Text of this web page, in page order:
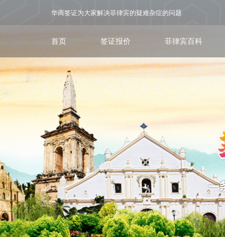
华商签证为大家解决菲律宾的疑难杂症的问题
首页 签证报价 菲律宾百科